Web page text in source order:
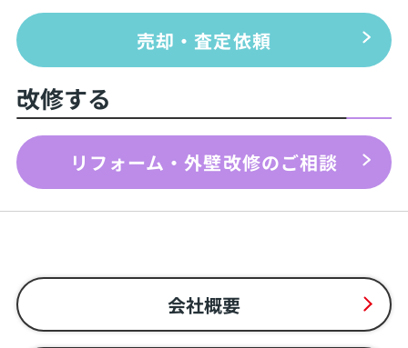
売却・査定依頼
改修する
リフォーム・外壁改修のご相談
会社概要